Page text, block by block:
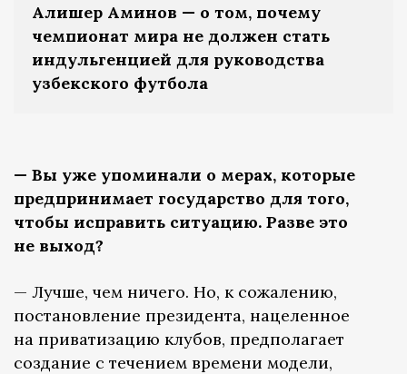
Алишер Аминов — о том, почему
чемпионат мира не должен стать
индульгенцией для руководства
узбекского футбола
— Вы уже упоминали о мерах, которые
предпринимает государство для того,
чтобы исправить ситуацию. Разве это
не выход?
— Лучше, чем ничего. Но, к сожалению,
постановление президента, нацеленное
на приватизацию клубов, предполагает
создание с течением времени модели,